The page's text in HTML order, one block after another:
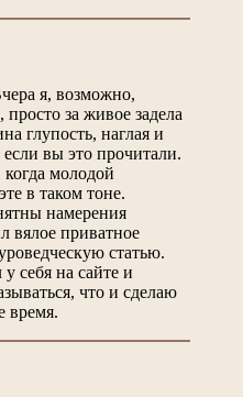
я, возможно,
за живое задела
глупость, наглая и
вы это прочитали.
молодой
в таком тоне.
намерения
вялое приватное
статью.
себя на сайте и
что и сделаю
время.